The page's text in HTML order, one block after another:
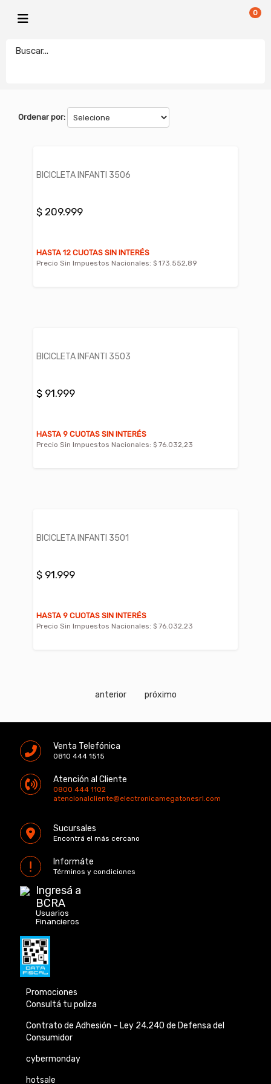
0
electronicamegatonesrl
Ordenar por:
BICICLETA INFANTI 3506
$ 209.999
HASTA 12 CUOTAS SIN INTERÉS
Precio Sin Impuestos Nacionales: $ 173.552,89
BICICLETA INFANTI 3503
$ 91.999
HASTA 9 CUOTAS SIN INTERÉS
Precio Sin Impuestos Nacionales: $ 76.032,23
BICICLETA INFANTI 3501
$ 91.999
HASTA 9 CUOTAS SIN INTERÉS
Precio Sin Impuestos Nacionales: $ 76.032,23
anterior próximo
Venta Telefónica
0810 444 1515
Atención al Cliente
0800 444 1102
atencionalcliente@electronicamegatonesrl.com
Sucursales
Encontrá el más cercano
Informáte
Términos y condiciones
Ingresá a
BCRA
Usuarios
Financieros
Promociones
Consultá tu poliza
Contrato de Adhesión – Ley 24.240 de Defensa del
Consumidor
cybermonday
hotsale